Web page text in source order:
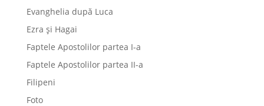
Evanghelia după Luca
Ezra și Hagai
Faptele Apostolilor partea I-a
Faptele Apostolilor partea II-a
Filipeni
Foto